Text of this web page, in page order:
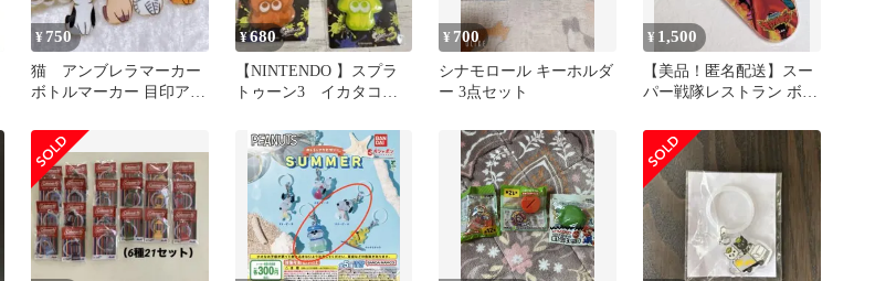
¥ 750
猫 アンブレラマーカー
ボトルマーカー 目印アク
ャーム
¥680
【NINTENDO 】スプラ
トゥーン3 イカタコキ
ブン限定
¥ 700
シナモロール キーホルダ
ー 3点セット
¥ 1,500
【美品！匿名配送】スー
パー戦隊レストラン ボト
ジャー